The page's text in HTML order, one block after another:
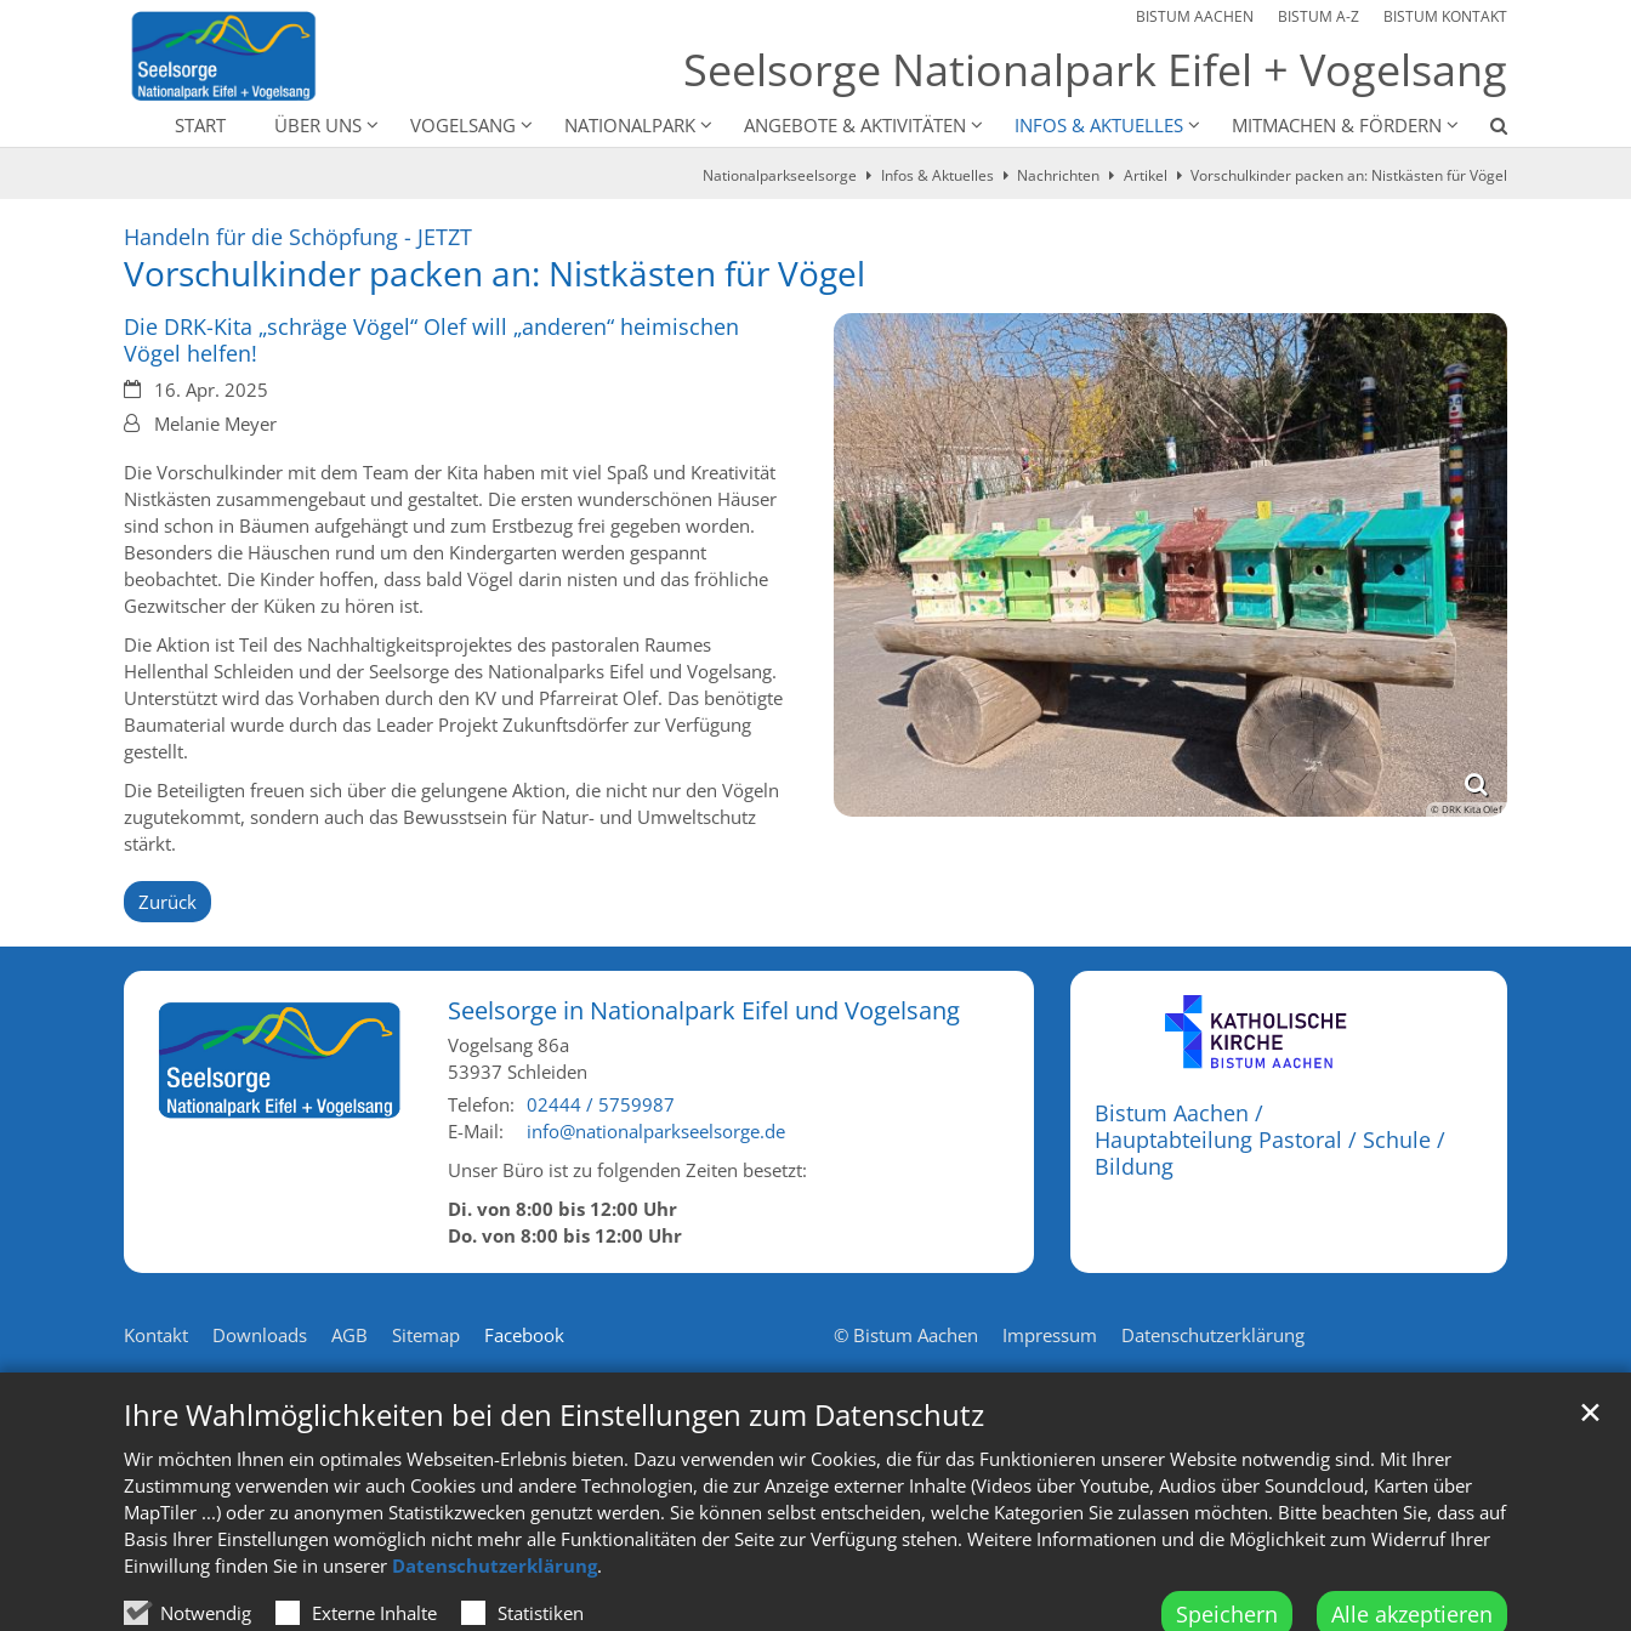
Ihre Wahlmöglichkeiten bei den Einstellungen zum Datenschutz
Wir möchten Ihnen ein optimales Webseiten-Erlebnis bieten. Dazu verwenden wir Cookies, die für das Funktionieren unserer Website notwendig sind. Mit Ihrer
Zustimmung verwenden wir auch Cookies und andere Technologien, die zur Anzeige externer Inhalte (Videos über Youtube, Audios über Soundcloud, Karten über
MapTiler ...) oder zu anonymen Statistikzwecken genutzt werden. Sie können selbst entscheiden, welche Kategorien Sie zulassen möchten. Bitte beachten Sie, dass auf
Basis Ihrer Einstellungen womöglich nicht mehr alle Funktionalitäten der Seite zur Verfügung stehen. Weitere Informationen und die Möglichkeit zum Widerruf Ihrer
Einwillung finden Sie in unserer Datenschutzerklärung.
Notwendig
Externe Inhalte Statistiken Speichern Alle akzeptieren
✕
Zum Inhalt springen BISTUM AACHEN BISTUM A-Z BISTUM KONTAKT
Seelsorge Nationalpark Eifel + Vogelsang
START ÜBER UNS VOGELSANG NATIONALPARK ANGEBOTE & AKTIVITÄTEN INFOS & AKTUELLES MITMACHEN & FÖRDERN
Nationalparkseelsorge Infos & Aktuelles Nachrichten Artikel Vorschulkinder packen an: Nistkästen für Vögel
Handeln für die Schöpfung - JETZT:
Vorschulkinder packen an: Nistkästen für Vögel
© DRK Kita Olef
Die DRK-Kita „schräge Vögel“ Olef will „anderen“ heimischen
Vögel helfen!
Datum:16. Apr. 2025
Von:Melanie Meyer
Die Vorschulkinder mit dem Team der Kita haben mit viel Spaß und Kreativität
Nistkästen zusammengebaut und gestaltet. Die ersten wunderschönen Häuser
sind schon in Bäumen aufgehängt und zum Erstbezug frei gegeben worden.
Besonders die Häuschen rund um den Kindergarten werden gespannt
beobachtet. Die Kinder hoffen, dass bald Vögel darin nisten und das fröhliche
Gezwitscher der Küken zu hören ist.
Die Aktion ist Teil des Nachhaltigkeitsprojektes des pastoralen Raumes
Hellenthal Schleiden und der Seelsorge des Nationalparks Eifel und Vogelsang.
Unterstützt wird das Vorhaben durch den KV und Pfarreirat Olef. Das benötigte
Baumaterial wurde durch das Leader Projekt Zukunftsdörfer zur Verfügung
gestellt.
Die Beteiligten freuen sich über die gelungene Aktion, die nicht nur den Vögeln
zugutekommt, sondern auch das Bewusstsein für Natur- und Umweltschutz
stärkt.
Zurück
Seelsorge in Nationalpark Eifel und Vogelsang
Vogelsang 86a
53937 Schleiden
Telefon: 02444 / 5759987
E-Mail:
info@nationalparkseelsorge.de
Unser Büro ist zu folgenden Zeiten besetzt:
Di. von 8:00 bis 12:00 Uhr
Do. von 8:00 bis 12:00 Uhr
Bistum Aachen /
Hauptabteilung Pastoral / Schule /
Bildung
Kontakt Downloads AGB Sitemap Facebook © Bistum Aachen Impressum Datenschutzerklärung